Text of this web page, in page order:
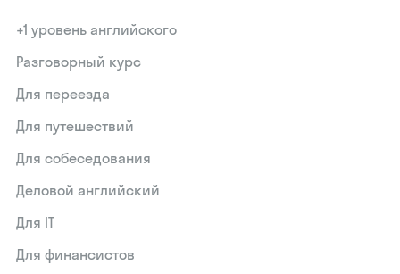
+1 уровень английского
Разговорный курс
Для переезда
Для путешествий
Для собеседования
Деловой английский
Для IT
Для финансистов